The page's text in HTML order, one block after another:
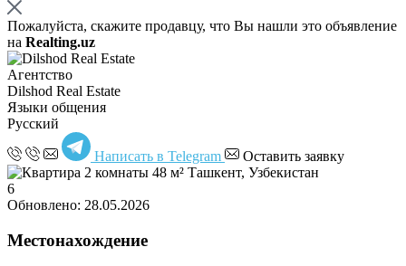
Пожалуйста, скажите продавцу, что Вы нашли это объявление
на Realting.uz
Агентство
Dilshod Real Estate
Языки общения
Русский
Написать в Telegram Оставить заявку
6
Обновлено: 28.05.2026
Местонахождение